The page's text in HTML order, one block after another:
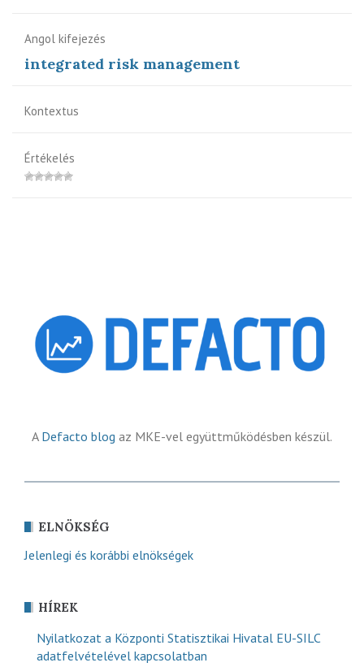
Angol kifejezés
integrated risk management
Kontextus
Értékelés
A Defacto blog az MKE-vel együttműködésben készül.
ELNÖKSÉG
Jelenlegi és korábbi elnökségek
HÍREK
Nyilatkozat a Központi Statisztikai Hivatal EU-SILC
adatfelvételével kapcsolatban